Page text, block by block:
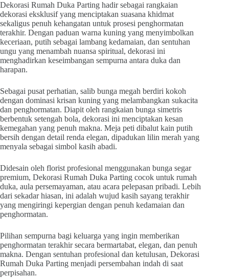
Dekorasi Rumah Duka Parting hadir sebagai rangkaian
dekorasi eksklusif yang menciptakan suasana khidmat
sekaligus penuh kehangatan untuk prosesi penghormatan
terakhir. Dengan paduan warna kuning yang menyimbolkan
keceriaan, putih sebagai lambang kedamaian, dan sentuhan
ungu yang menambah nuansa spiritual, dekorasi ini
menghadirkan keseimbangan sempurna antara duka dan
harapan.
Sebagai pusat perhatian, salib bunga megah berdiri kokoh
dengan dominasi krisan kuning yang melambangkan sukacita
dan penghormatan. Diapit oleh rangkaian bunga simetris
berbentuk setengah bola, dekorasi ini menciptakan kesan
kemegahan yang penuh makna. Meja peti dibalut kain putih
bersih dengan detail renda elegan, dipadukan lilin merah yang
menyala sebagai simbol kasih abadi.
Didesain oleh florist profesional menggunakan bunga segar
premium, Dekorasi Rumah Duka Parting cocok untuk rumah
duka, aula persemayaman, atau acara pelepasan pribadi. Lebih
dari sekadar hiasan, ini adalah wujud kasih sayang terakhir
yang mengiringi kepergian dengan penuh kedamaian dan
penghormatan.
Pilihan sempurna bagi keluarga yang ingin memberikan
penghormatan terakhir secara bermartabat, elegan, dan penuh
makna. Dengan sentuhan profesional dan ketulusan, Dekorasi
Rumah Duka Parting menjadi persembahan indah di saat
perpisahan.